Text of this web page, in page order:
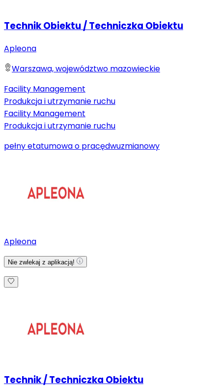
Technik Obiektu / Techniczka Obiektu
Apleona
Warszawa, województwo mazowieckie
Facility Management
Produkcja i utrzymanie ruchu
Facility Management
Produkcja i utrzymanie ruchu
pełny etatumowa o pracędwuzmianowy
Apleona
Nie zwlekaj z aplikacją!
Technik / Techniczka Obiektu